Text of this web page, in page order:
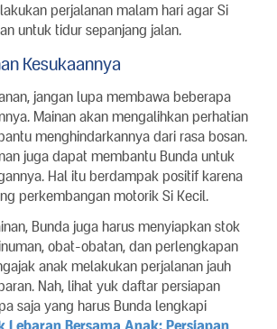
perjalanan malam hari agar Si
untuk tidur sepanjang jalan.
Kesukaannya
jangan lupa membawa beberapa
Mainan akan mengalihkan perhatian
menghindarkannya dari rasa bosan.
juga dapat membantu Bunda untuk
Hal itu berdampak positif karena
perkembangan motorik Si Kecil.
Bunda juga harus menyiapkan stok
obat-obatan, dan perlengkapan
anak melakukan perjalanan jauh
Nah, lihat yuk daftar persiapan
saja yang harus Bunda lengkapi